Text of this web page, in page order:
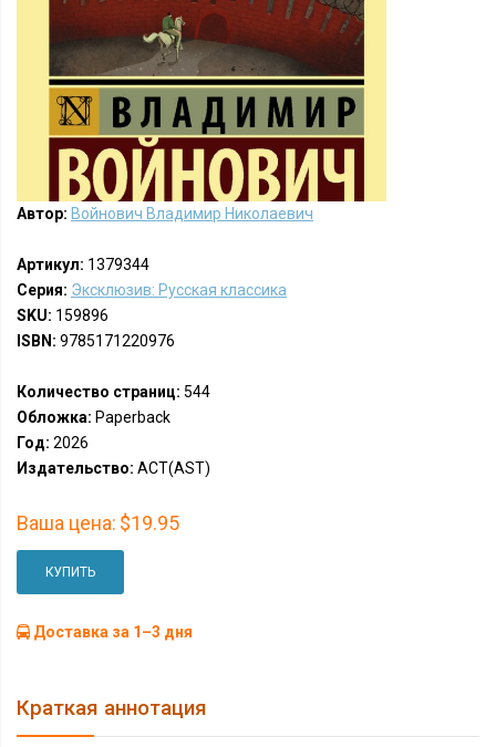
Автор: Войнович Владимир Николаевич
Артикул: 1379344
Серия: Эксклюзив: Русская классика
SKU: 159896
ISBN: 9785171220976
Количество страниц: 544
Обложка: Paperback
Год: 2026
Издательство: АСТ(AST)
Ваша цена: $19.95
КУПИТЬ
Доставка за 1–3 дня
Краткая аннотация